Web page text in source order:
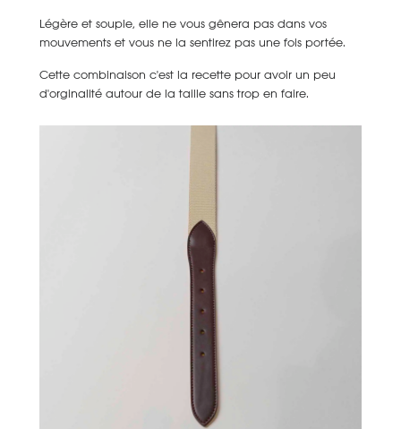
Légère et souple, elle ne vous gênera pas dans vos
mouvements et vous ne la sentirez pas une fois portée.
Cette combinaison c'est la recette pour avoir un peu
d'orginalité autour de la taille sans trop en faire.